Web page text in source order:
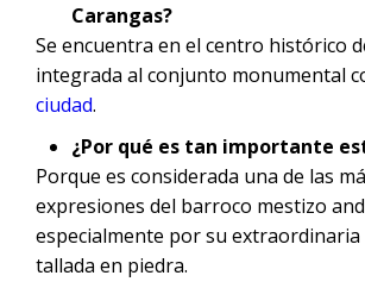
Carangas?
Se encuentra en el centro histórico
integrada al conjunto monumental
ciudad.
¿Por qué es tan importante
Porque es considerada una de las
expresiones del barroco mestizo
especialmente por su
tallada en piedra.